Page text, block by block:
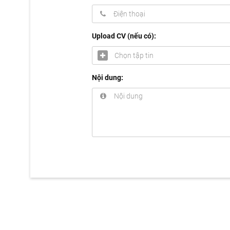
Upload CV (nếu có):
Chọn tập tin
Nội dung: